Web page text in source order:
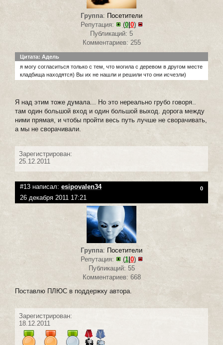
Группа: Посетители
Репутация:
(0| 0)
Публикаций: 5
Комментариев: 255
Цитата: Адель
я могу согласиться только с тем, что могила с деревом в другом месте
кладбища находятся) Вы их не нашли и решили что они исчезли)
Я над этим тоже думала... Но это нереально грубо говоря..
там один большой вход и один большой выход. дорога между
ними прямая, и чтобы пройти весь путь лучше не сворачивать,
а мы не сворачивали.
Зарегистрирован:
25.12.2011
#13 написал: esipovalen34 0
26 декабря 2011 17:21
Группа: Посетители
Репутация:
(1| 0)
Публикаций: 55
Комментариев: 668
Поставлю ПЛЮС в поддержку автора.
Зарегистрирован:
18.12.2011